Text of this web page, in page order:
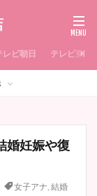
レビ朝日 テレビ東京
婚妊娠や復
女子アナ, 結婚